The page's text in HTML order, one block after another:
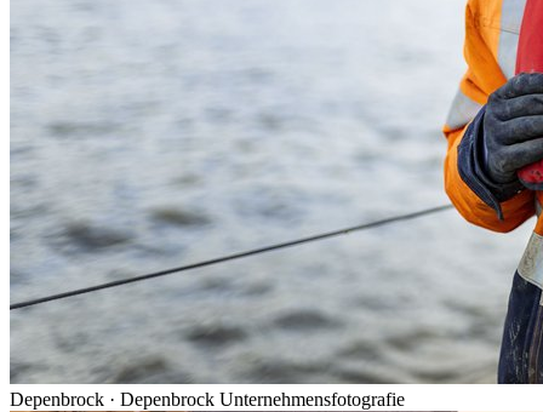
Depenbrock · Depenbrock Unternehmensfotografie